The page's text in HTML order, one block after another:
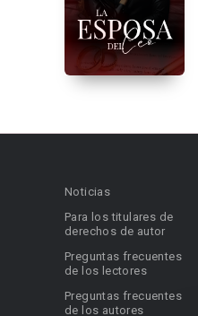
Noticias
Para los titulares de
derechos de autor
Preguntas frecuentes
de los lectores
Preguntas frecuentes
de los autores